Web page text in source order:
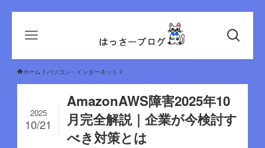
ホーム パソコン・インターネット
AmazonAWS障害2025年10
月完全解説｜企業が今検討す
べき対策とは
2025
10/21